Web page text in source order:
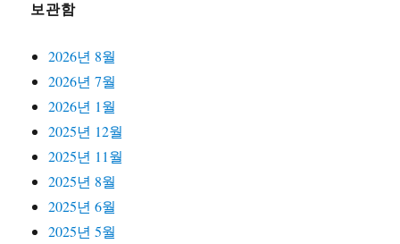
보관함
2026년 8월
2026년 7월
2026년 1월
2025년 12월
2025년 11월
2025년 8월
2025년 6월
2025년 5월